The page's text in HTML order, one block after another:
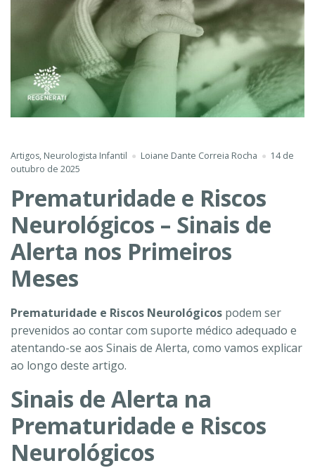
Artigos, Neurologista Infantil Loiane Dante Correia Rocha
14 de
outubro de 2025
Prematuridade e Riscos
Neurológicos – Sinais de
Alerta nos Primeiros
Meses
Prematuridade e Riscos Neurológicos podem ser
prevenidos ao contar com suporte médico adequado e
atentando-se aos Sinais de Alerta, como vamos explicar
ao longo deste artigo.
Sinais de Alerta na
Prematuridade e Riscos
Neurológicos